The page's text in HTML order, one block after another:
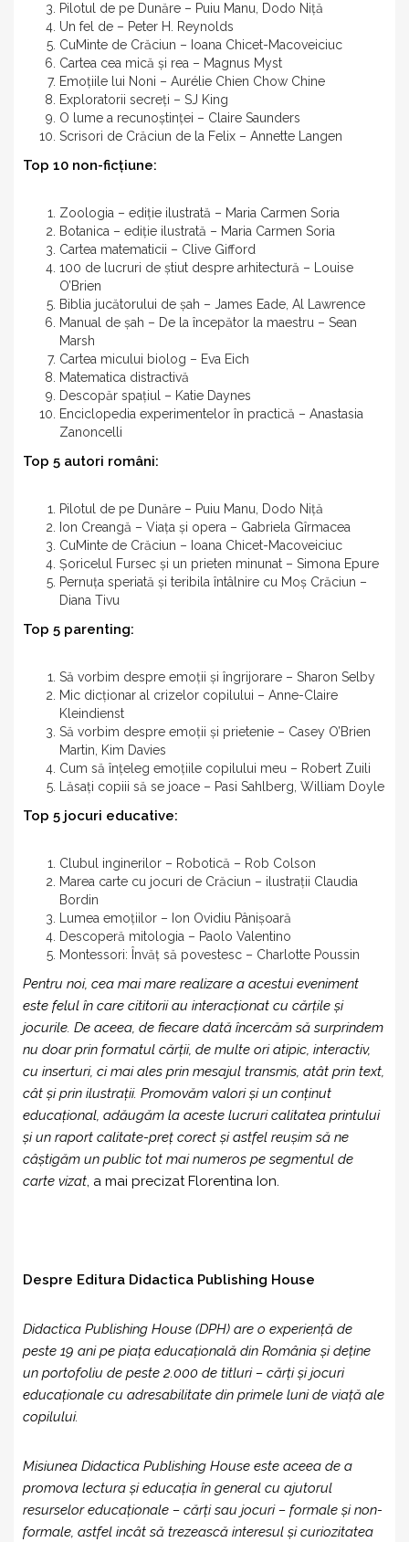
Pilotul de pe Dunăre – Puiu Manu, Dodo Niță
Un fel de – Peter H. Reynolds
CuMinte de Crăciun – Ioana Chicet-Macoveiciuc
Cartea cea mică și rea – Magnus Myst
Emoțiile lui Noni – Aurélie Chien Chow Chine
Exploratorii secreți – SJ King
O lume a recunoștinței – Claire Saunders
Scrisori de Crăciun de la Felix – Annette Langen
Top 10 non-ficțiune:
Zoologia – ediție ilustrată – Maria Carmen Soria
Botanica – ediție ilustrată – Maria Carmen Soria
Cartea matematicii – Clive Gifford
100 de lucruri de știut despre arhitectură – Louise
O’Brien
Biblia jucătorului de șah – James Eade, Al Lawrence
Manual de șah – De la începător la maestru – Sean
Marsh
Cartea micului biolog – Eva Eich
Matematica distractivă
Descopăr spațiul – Katie Daynes
Enciclopedia experimentelor în practică – Anastasia
Zanoncelli
Top 5 autori români:
Pilotul de pe Dunăre – Puiu Manu, Dodo Niță
Ion Creangă – Viața și opera – Gabriela Gîrmacea
CuMinte de Crăciun – Ioana Chicet-Macoveiciuc
Șoricelul Fursec și un prieten minunat – Simona Epure
Pernuța speriată și teribila întâlnire cu Moș Crăciun –
Diana Tivu
Top 5 parenting:
Să vorbim despre emoții și îngrijorare – Sharon Selby
Mic dicționar al crizelor copilului – Anne-Claire
Kleindienst
Să vorbim despre emoții și prietenie – Casey O’Brien
Martin, Kim Davies
Cum să înțeleg emoțiile copilului meu – Robert Zuili
Lăsați copiii să se joace – Pasi Sahlberg, William Doyle
Top 5 jocuri educative:
Clubul inginerilor – Robotică – Rob Colson
Marea carte cu jocuri de Crăciun – ilustrații Claudia
Bordin
Lumea emoțiilor – Ion Ovidiu Pânișoară
Descoperă mitologia – Paolo Valentino
Montessori: Învăț să povestesc – Charlotte Poussin
Pentru noi, cea mai mare realizare a acestui eveniment
este felul în care cititorii au interacționat cu cărțile și
jocurile. De aceea, de fiecare dată încercăm să surprindem
nu doar prin formatul cărții, de multe ori atipic, interactiv,
cu inserturi, ci mai ales prin mesajul transmis, atât prin text,
cât și prin ilustrații. Promovăm valori și un conținut
educațional, adăugăm la aceste lucruri calitatea printului
și un raport calitate-preț corect și astfel reușim să ne
câștigăm un public tot mai numeros pe segmentul de
carte vizat, a mai precizat Florentina Ion.
Despre Editura Didactica Publishing House
Didactica Publishing House (DPH) are o experiență de
peste 19 ani pe piața educațională din România și deține
un portofoliu de peste 2.000 de titluri – cărți și jocuri
educaționale cu adresabilitate din primele luni de viață ale
copilului.
Misiunea Didactica Publishing House este aceea de a
promova lectura și educația în general cu ajutorul
resurselor educaționale – cărți sau jocuri – formale și non-
formale, astfel incât să trezească interesul și curiozitatea